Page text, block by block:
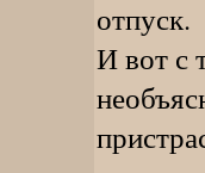
отпуск.
И вот с